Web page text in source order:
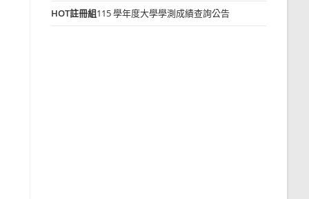
HOT註冊組115 學年度大學學測成績查詢公告